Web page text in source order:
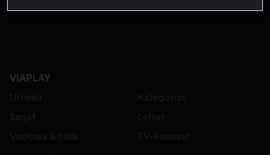
VIAPLAY
Urheilu
Kategoriat
Sarjat
Leffat
Vuokraa & osta
TV-kanavat